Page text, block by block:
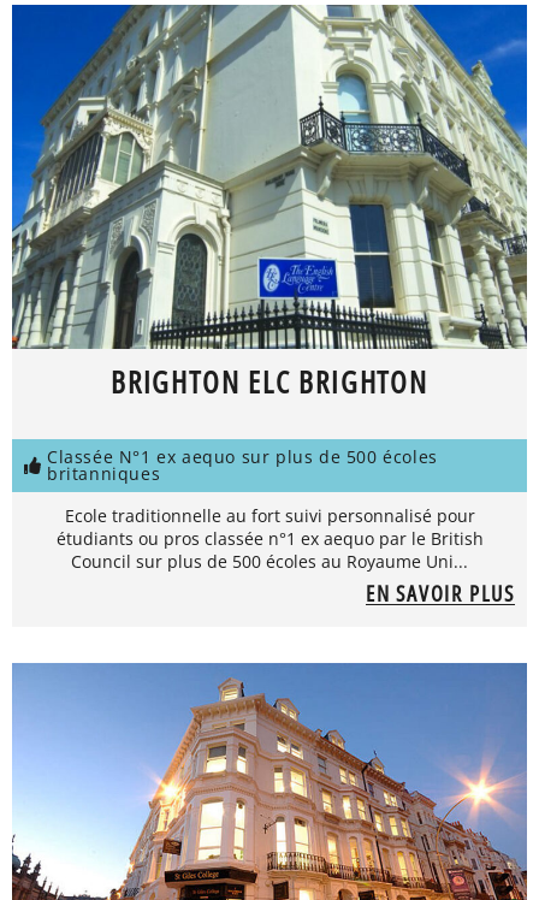
BRIGHTON ELC BRIGHTON
Classée N°1 ex aequo sur plus de 500 écoles
britanniques
Ecole traditionnelle au fort suivi personnalisé pour
étudiants ou pros classée n°1 ex aequo par le British
Council sur plus de 500 écoles au Royaume Uni...
EN SAVOIR PLUS